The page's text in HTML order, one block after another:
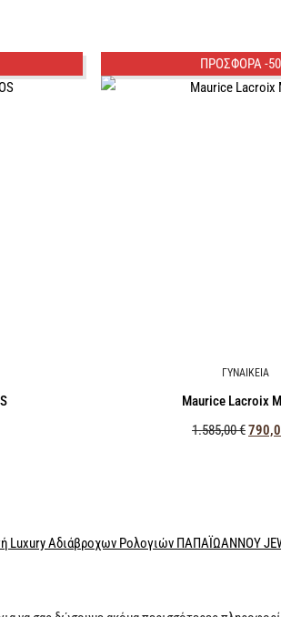
ΠΡΟΣΦΟΡΑ -
ΓΥΝΑΙΚΕΙΑ
Maurice Lacroix
1.585,00€
Luxury Αδιάβροχων Ρολογιών ΠΑΠΑΪΩΑΝΝΟΥ